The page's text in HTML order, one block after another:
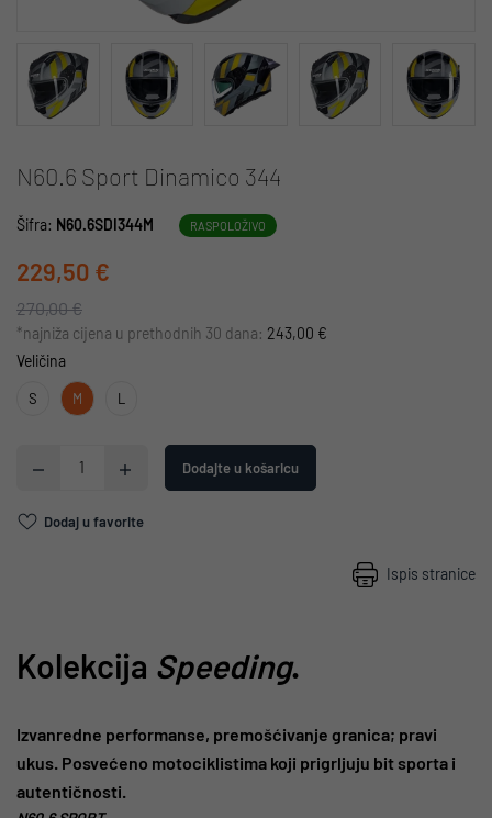
N60.6 Sport Dinamico 344
Šifra: N60.6SDI344M RASPOLOŽIVO
229,50 €
270,00 €
*najniža cijena u prethodnih 30 dana: 243,00 €
Veličina
S M L
Dodajte u košaricu
Dodaj u favorite
Ispis stranice
Kolekcija Speeding.
Izvanredne performanse, premošćivanje granica; pravi
ukus. Posvećeno motociklistima koji prigrljuju bit sporta i
autentičnosti.